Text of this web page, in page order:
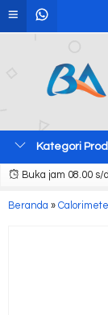
Kategori
Buka jam 08.00 s/
Beranda »